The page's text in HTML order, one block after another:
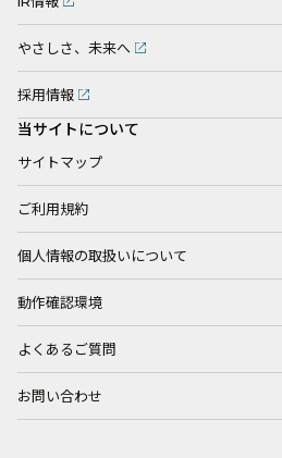
やさしさ、未来へ
採用情報
当サイトについて
サイトマップ
ご利用規約
個人情報の取扱いについて
動作確認環境
よくあるご質問
お問い合わせ